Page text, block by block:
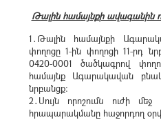
Թալին համայնքի ավագանին
1․Թալին համայնքի
փողոցը 1-ին փողոցի 11-րդ
0420-0001 ծածկագրով
համայնք Ագարակավան
նրբանցք։
2․Սույն որոշումն ուժի
հրապարակմանը հաջորդող